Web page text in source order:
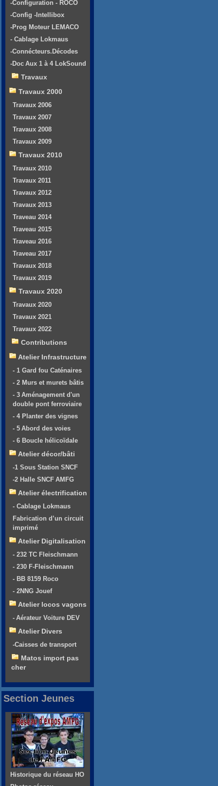
-Configuration - ROCO
-Config -Intellibox
-Prog Moteur LEMACO
- Cablage Lokmaus
-Connécteurs.Décodes
-Doc Aux 1 à 4 LokSound
Travaux
Travaux 2000
Travaux 2006
Travaux 2007
Travaux 2008
Travaux 2009
Travaux 2010
Travaux 2010
Travaux 2011
Travaux 2012
Travaux 2013
Traveau 2014
Traveau 2015
Traveau 2016
Traveau 2017
Travaux 2018
Travaux 2019
Travaux 2020
Travaux 2020
Travaux 2021
Travaux 2022
Contributions
Atelier Infrastructure
- 1 Gard fou Caténaires
- 2 Murs et murets bâtis
- 3 Aménagement d'un
double pont ferroviaire
- 4 Planter des vignes
- 5 Abord des voies
- 6 Boucle hélicoïdale
Atelier décor/bâti
-1 Sous Station SNCF
-2 Halle SNCF AMFG
Atelier électrification
- Cablage Lokmaus
Fabrication d’un circuit
imprimé
Atelier Digitalisation
- 232 TC Fleischmann
- 230 F-Fleischmann
- BB 8159 Roco
- 2NNG Jouef
Atelier locos vagons
- Aérateur Voiture DEV
Atelier Divers
-Caisses de transport
Matos import pas
cher
Section Jeunes
Historique du réseau HO